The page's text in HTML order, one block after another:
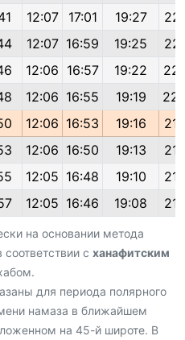
12:07 17:01 19:27
12:07 16:59 19:25
12:06 16:57 19:22
12:06 16:55 19:19
12:06 16:53 19:16
12:06 16:50 19:13
12:05 16:48 19:10
12:05 16:46 19:08
на основании метода
с ханафитским
для периода полярного
намаза в ближайшем
на 45-й широте. В